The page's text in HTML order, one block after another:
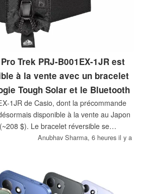
Trek PRJ-B001EX-1JR est
à la vente avec un bracelet
Tough Solar et le Bluetooth
1JR de Casio, dont la précommande
disponible à la vente au Japon
$). Le bracelet réversible se
pochette à monnaie et recouvre le
Anubhav Sharma, 6 heures il y a